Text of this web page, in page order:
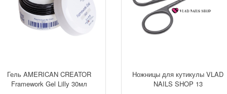
Гель AMERICAN CREATOR
Framework Gel Lilly 30мл
Ножницы для кутикулы VLAD
NAILS SHOP 13